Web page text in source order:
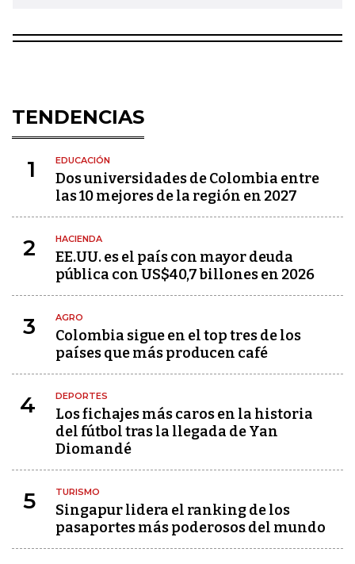
TENDENCIAS
1 EDUCACIÓN
Dos universidades de Colombia entre
las 10 mejores de la región en 2027
2 HACIENDA
EE.UU. es el país con mayor deuda
pública con US$40,7 billones en 2026
3 AGRO
Colombia sigue en el top tres de los
países que más producen café
4 DEPORTES
Los fichajes más caros en la historia
del fútbol tras la llegada de Yan
Diomandé
5 TURISMO
Singapur lidera el ranking de los
pasaportes más poderosos del mundo